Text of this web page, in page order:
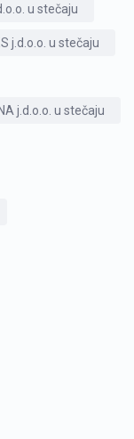
u stečaju
j.d.o.o. u stečaju
j.d.o.o. u stečaju